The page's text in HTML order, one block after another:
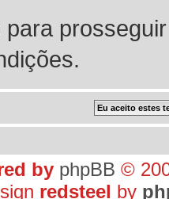
by phpBB ©
redsteel by